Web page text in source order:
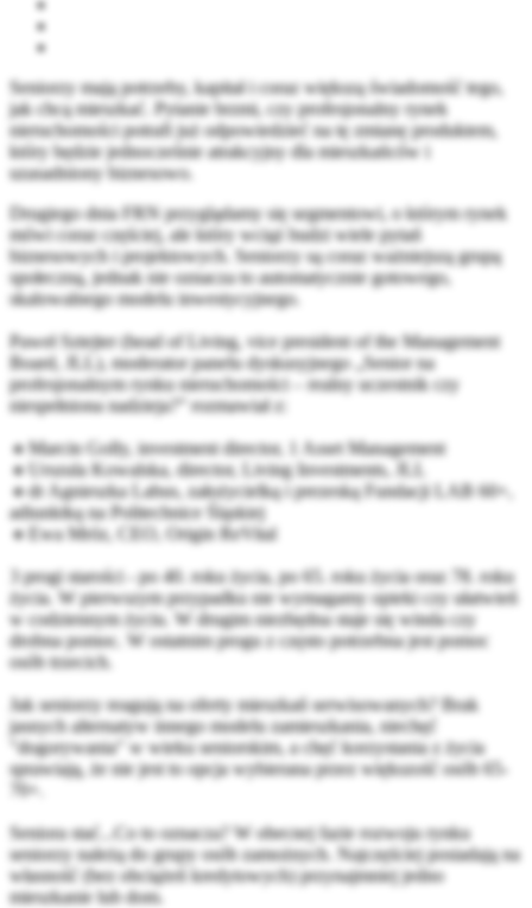
Seniorzy mają potrzeby, kapitał i coraz większą świadomość tego,
jak chcą mieszkać. Pytanie brzmi, czy profesjonalny rynek
nieruchomości potrafi już odpowiedzieć na tę zmianę produktem,
który będzie jednocześnie atrakcyjny dla mieszkańców i
uzasadniony biznesowo.
Drugiego dnia FRN przyglądamy się segmentowi, o którym rynek
mówi coraz częściej, ale który wciąż budzi wiele pytań
biznesowych i projektowych. Seniorzy są coraz ważniejszą grupą
społeczną, jednak nie oznacza to automatycznie gotowego,
skalowalnego modelu inwestycyjnego.
Paweł Sztejter (head of Living, vice president of the Management
Board, JLL ), moderator panelu dyskusyjnego „Senior na
profesjonalnym rynku nieruchomości – realny uczestnik czy
niespełniona nadzieja?” rozmawiał z:
🔹Marcin Golly, investment director,
1 Asset Management
🔹Urszula Kowalska, director, Living Investments, JLL
🔹dr Agnieszka Labus, założycielką i prezeską Fundacji LAB 60+,
adiunktką naPolitechnice Śląskiej
🔹Ewa Mróz, CEO, Origin ReVital
3 progi starości - po 40. roku życia, po 65. roku życia oraz 78. roku
życia. W pierwszym przypadku nie wymagamy opieki czy ułatwień
w codziennym życiu. W drugim niezbędna staje się winda czy
drobna pomoc. W ostatnim progu z często potrzebna jest pomoc
osób trzecich.
Jak seniorzy reagują na oferty mieszkań serwisowanych? Brak
jasnych alternatyw innego modelu zamieszkania, niechęć
"dogorywania" w wieku seniorskim, a chęć korzystania z życia
sprawiają, że nie jest to opcja wybierana przez większość osób 65-
70+.
Seniora stać...Co to oznacza? W obecnej fazie rozwoju rynku
seniorzy należą do grupy osób zamożnych. Najczęściej posiadają na
własność (bez obciążeń kredytowych) przynajmniej jedno
mieszkanie lub dom.